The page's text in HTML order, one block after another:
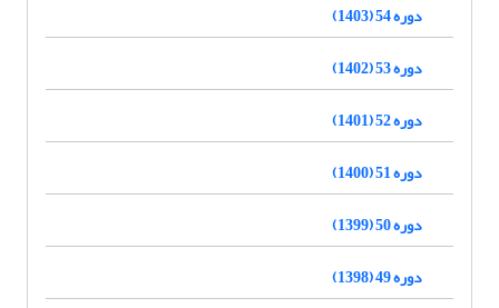
دوره 54 (1403)
دوره 53 (1402)
دوره 52 (1401)
دوره 51 (1400)
دوره 50 (1399)
دوره 49 (1398)